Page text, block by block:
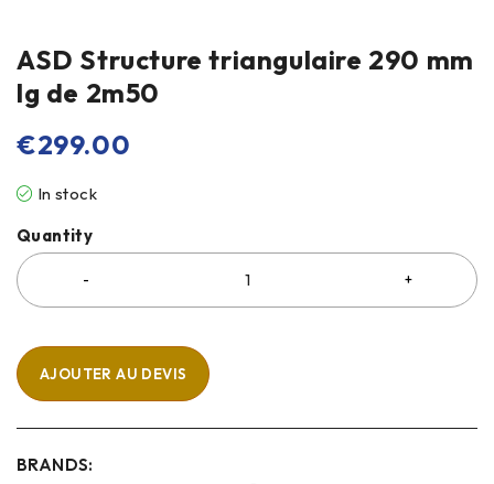
ASD Structure triangulaire 290 mm
lg de 2m50
€299.00
In stock
Quantity
AJOUTER AU DEVIS
BRANDS: